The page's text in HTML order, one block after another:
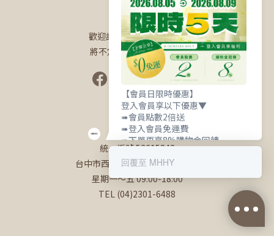
歡迎訂閱/追蹤我們的社群
將不定時釋出專屬優惠！
聯絡我們
統一編號 53615842
台中市西區英才路530號22樓之6
星期一～五 09:00-18:00
TEL (04)2301-6488
【會員日限時優惠】
登入會員享以下優惠▼
➠會員點數2倍送
➠登入會員免運費
➠下單再享8%購物金回饋
回覆至 MHHY